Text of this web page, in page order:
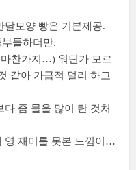
달모양 빵은 기본제공.
들하더만.
찬가지…) 워딘가 모르
같아 가급적 멀리 하고
좀 물을 많이 탄 것처
영 재미를 못본 느낌이…